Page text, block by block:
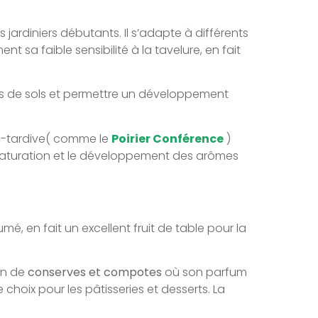
débutants. Il s’adapte à différents
sa faible sensibilité à la tavelure, en fait
de sols et permettre un développement
tardive( comme le Poirier Conférence )
et le développement des arômes
en fait un excellent fruit de table pour la
de conserves et compotes où son parfum
pour les pâtisseries et desserts. La